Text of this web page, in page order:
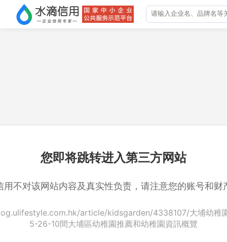
您即将跳转进入第三方网站
用不对该网站内容及真实性负责，请注意您的账号和财
article/kidsgarden/4338107/大埔幼稚
5-26-10間大埔區幼稚園推薦和幼稚園資訊概覽